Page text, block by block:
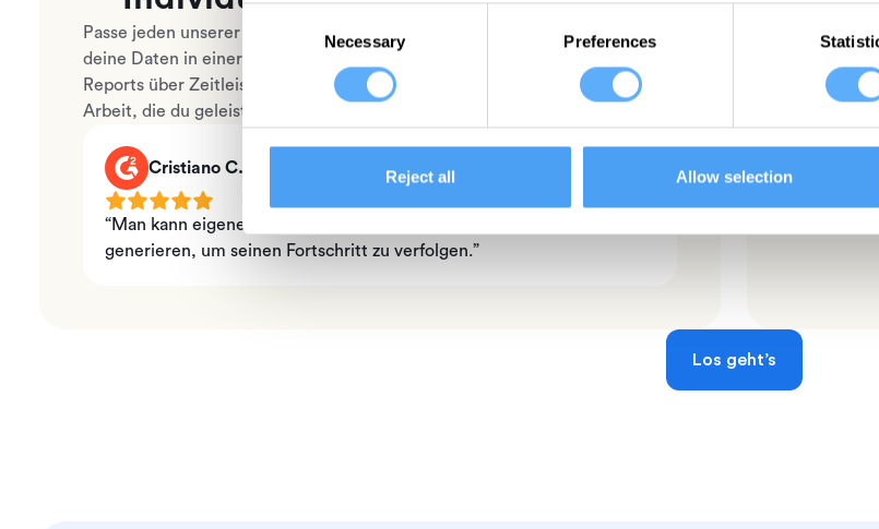
Necessary Preferences
Reject all Allow selection
Passe jeden unserer integrierten Reports nach deinen Wünschen an, um
deine Daten in einer Excel-Tabelle, als CSV- oder PDF-Datei zu exportieren.
Reports über Zeitleisten, Projekte, erfasste vs. gebuchte Zeit und all die
Arbeit, die du geleistet hast.
Cristiano C.
“Man kann eigene Kategorien erstellen, Ziele festlegen und Reports
generieren, um seinen Fortschritt zu verfolgen.”
Memtime
Unsere
Los geht’s